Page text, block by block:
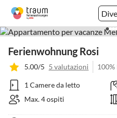
Ferienwohnung Rosi
5.00/5 5 valutazioni 100%
1 Camere da letto
Max. 4 ospiti